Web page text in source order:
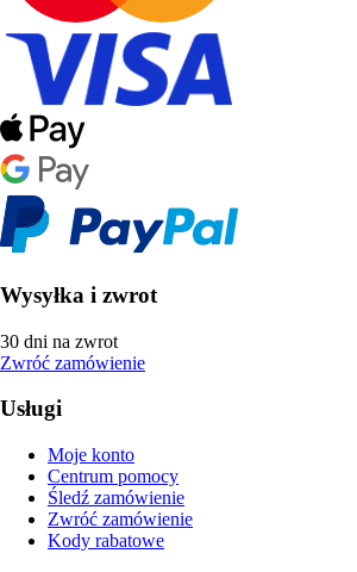
Wysyłka i zwrot
30 dni na zwrot
Zwróć zamówienie
Usługi
Moje konto
Centrum pomocy
Śledź zamówienie
Zwróć zamówienie
Kody rabatowe